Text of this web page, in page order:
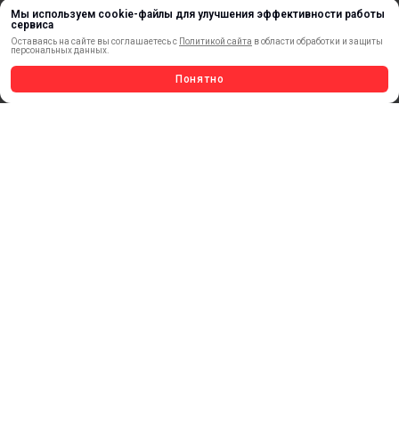
Мы используем cookie-файлы для улучшения эффективности работы
сервиса
Оставаясь на сайте вы соглашаетесь с Политикой сайта в области обработки и защиты
персональных данных.
Понятно
НОВИНКИ
ТЕРМОПЕРЕНОС